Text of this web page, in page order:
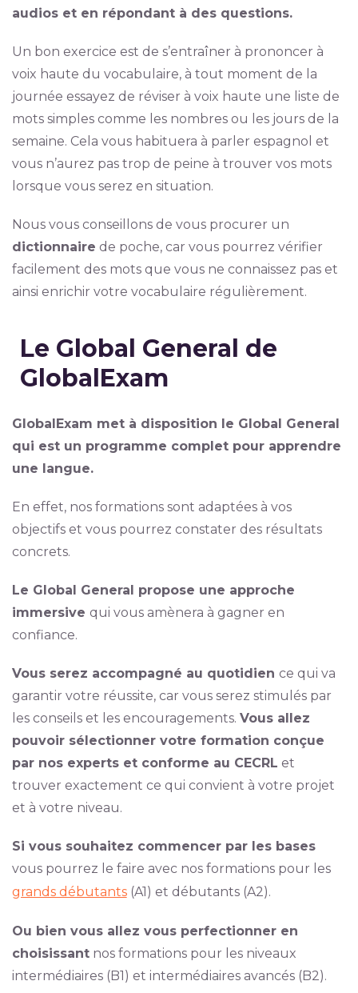
audios et en répondant à des questions.
Un bon exercice est de s’entraîner à prononcer à
voix haute du vocabulaire, à tout moment de la
journée essayez de réviser à voix haute une liste de
mots simples comme les nombres ou les jours de la
semaine. Cela vous habituera à parler espagnol et
vous n’aurez pas trop de peine à trouver vos mots
lorsque vous serez en situation.
Nous vous conseillons de vous procurer un
dictionnaire de poche, car vous pourrez vérifier
facilement des mots que vous ne connaissez pas et
ainsi enrichir votre vocabulaire régulièrement.
Le Global General de
GlobalExam
GlobalExam met à disposition le Global General
qui est un programme complet pour apprendre
une langue.
En effet, nos formations sont adaptées à vos
objectifs et vous pourrez constater des résultats
concrets.
Le Global General propose une approche
immersive qui vous amènera à gagner en
confiance.
Vous serez accompagné au quotidien ce qui va
garantir votre réussite, car vous serez stimulés par
les conseils et les encouragements. Vous allez
pouvoir sélectionner votre formation conçue
par nos experts et conforme au CECRL et
trouver exactement ce qui convient à votre projet
et à votre niveau.
Si vous souhaitez commencer par les bases
vous pourrez le faire avec nos formations pour les
grands débutants(A1) et débutants (A2).
Ou bien vous allez vous perfectionner en
choisissantnos formations pour les niveaux
intermédiaires (B1) et intermédiaires avancés (B2).